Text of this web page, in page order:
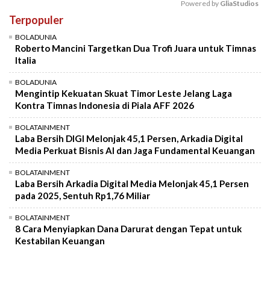
Powered by GliaStudios
Terpopuler
BOLADUNIA
Roberto Mancini Targetkan Dua Trofi Juara untuk Timnas
Italia
BOLADUNIA
Mengintip Kekuatan Skuat Timor Leste Jelang Laga
Kontra Timnas Indonesia di Piala AFF 2026
BOLATAINMENT
Laba Bersih DIGI Melonjak 45,1 Persen, Arkadia Digital
Media Perkuat Bisnis AI dan Jaga Fundamental Keuangan
BOLATAINMENT
Laba Bersih Arkadia Digital Media Melonjak 45,1 Persen
pada 2025, Sentuh Rp1,76 Miliar
BOLATAINMENT
8 Cara Menyiapkan Dana Darurat dengan Tepat untuk
Kestabilan Keuangan